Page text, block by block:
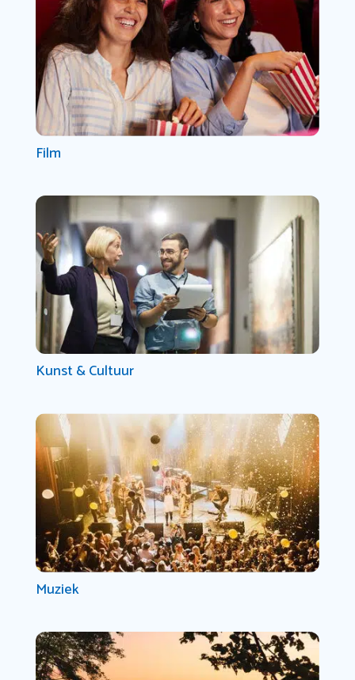
Film
Kunst & Cultuur
Muziek